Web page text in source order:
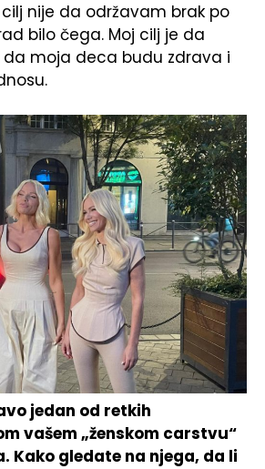
nije da održavam brak po
bilo čega. Moj cilj je da
moja deca budu zdrava i
jedan od retkih
vašem „ženskom carstvu“
Kako gledate na njega, da li